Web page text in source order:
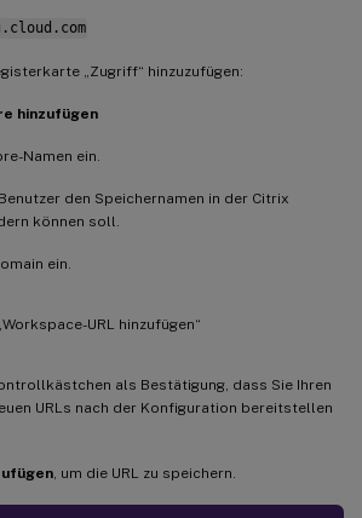
„Zugriff“ hinzuzufügen:
hinzufügen
Namen ein.
den Speichernamen in der Citrix
können soll.
ein.
als Bestätigung, dass Sie Ihren
URLs nach der Konfiguration bereitstellen
, um die URL zu speichern.